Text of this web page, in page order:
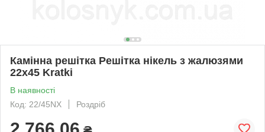
Камінна решітка Решітка нікель з жалюзями
22x45 Kratki
В наявності
Код: 22/45NX
Роздріб